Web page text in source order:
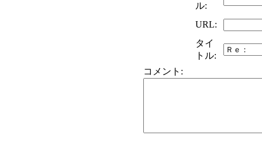
ル:
URL:
タイ
トル:
コメント: